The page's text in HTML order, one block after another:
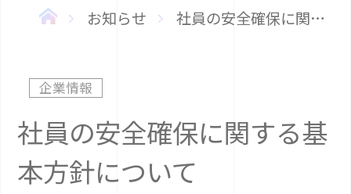
お知らせ 社員の安全確保に関する基本方針について
企業情報
社員の安全確保に関する基
本方針について